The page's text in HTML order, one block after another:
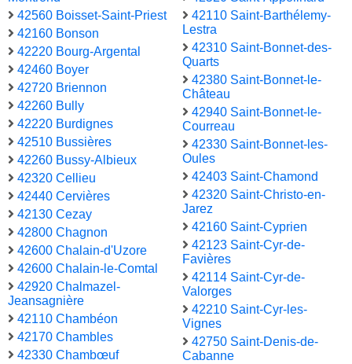
42560 Boisset-Saint-Priest
42160 Bonson
42220 Bourg-Argental
42460 Boyer
42720 Briennon
42260 Bully
42220 Burdignes
42510 Bussières
42260 Bussy-Albieux
42320 Cellieu
42440 Cervières
42130 Cezay
42800 Chagnon
42600 Chalain-d'Uzore
42600 Chalain-le-Comtal
42920 Chalmazel-
Jeansagnière
42110 Chambéon
42170 Chambles
42330 Chambœuf
42110 Saint-Barthélemy-
Lestra
42310 Saint-Bonnet-des-
Quarts
42380 Saint-Bonnet-le-
Château
42940 Saint-Bonnet-le-
Courreau
42330 Saint-Bonnet-les-
Oules
42403 Saint-Chamond
42320 Saint-Christo-en-
Jarez
42160 Saint-Cyprien
42123 Saint-Cyr-de-
Favières
42114 Saint-Cyr-de-
Valorges
42210 Saint-Cyr-les-
Vignes
42750 Saint-Denis-de-
Cabanne